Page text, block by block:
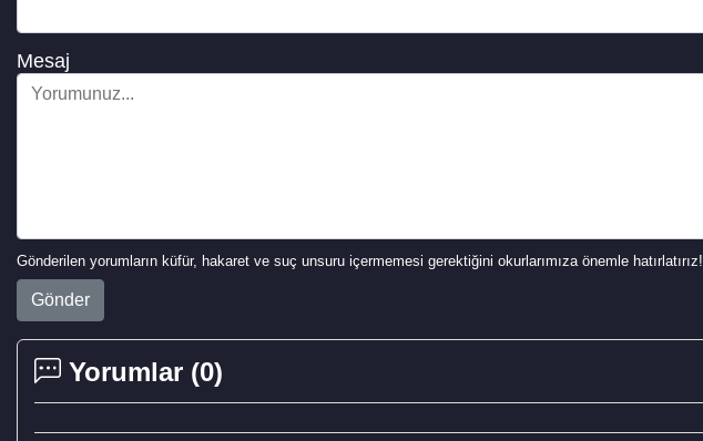
Mesaj
Gönderilen yorumların küfür, hakaret ve suç unsuru içermemesi gerektiğini okurlarımıza önemle hatırlatırız!
Gönder
Yorumlar (0)